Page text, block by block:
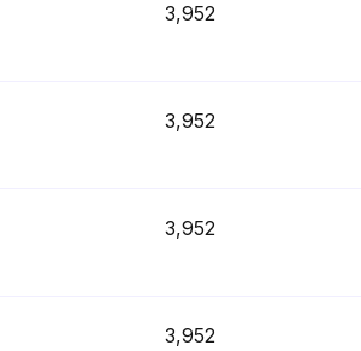
3,952
3,952
3,952
3,952